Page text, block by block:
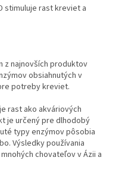
stimuluje rast kreviet a
z najnovších produktov
obsiahnutých v
potreby kreviet.
rast ako akváriových
je určený pre dlhodobý
typy enzýmov pôsobia
Výsledky používania
mnohých chovateľov v Ázii a